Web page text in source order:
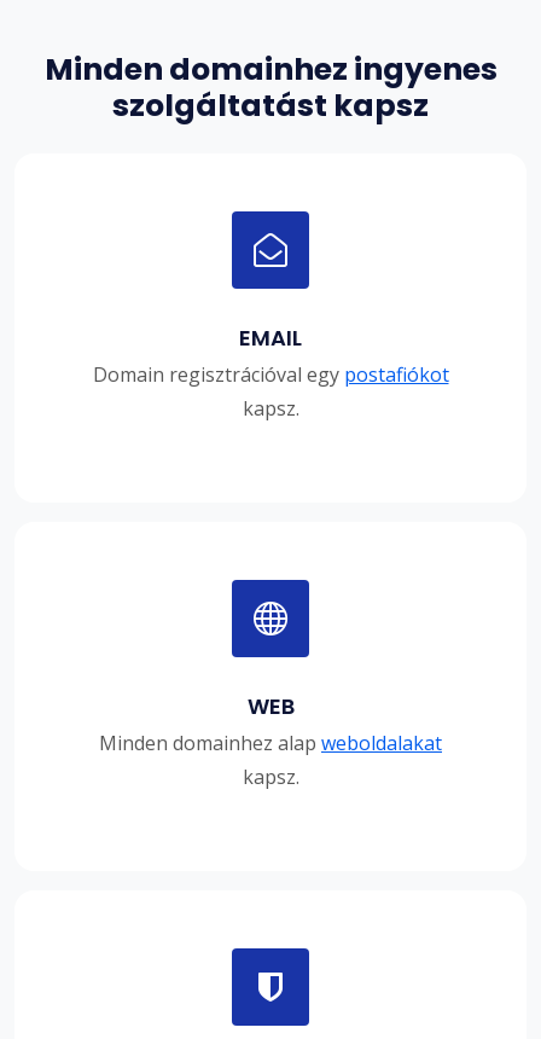
Minden domainhez ingyenes
szolgáltatást kapsz
EMAIL
Domain regisztrációval egy postafiókot
kapsz.
WEB
Minden domainhez alap weboldalakat
kapsz.